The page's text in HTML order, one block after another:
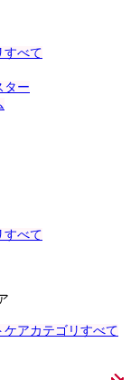
すべて
ター
すべて
アカテゴリすべて